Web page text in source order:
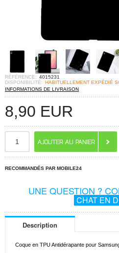
RÉFÉRENCE: 4015231
DISPONIBILITÉ: HABITUELLEMENT EXPÉDIÉ
INFORMATIONS DE LIVRAISON
8,90 EUR
RECOMMANDÉS PAR MOBILE24
UNE QUESTION ?
CHAT EN
Description
Coque en TPU Antidérapante pour